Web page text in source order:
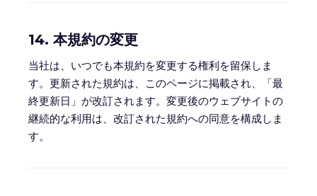
14. 本規約の変更
当社は、いつでも本規約を変更する権利を留保しま
す。更新された規約は、このページに掲載され、「最
終更新日」が改訂されます。変更後のウェブサイトの
継続的な利用は、改訂された規約への同意を構成しま
す。